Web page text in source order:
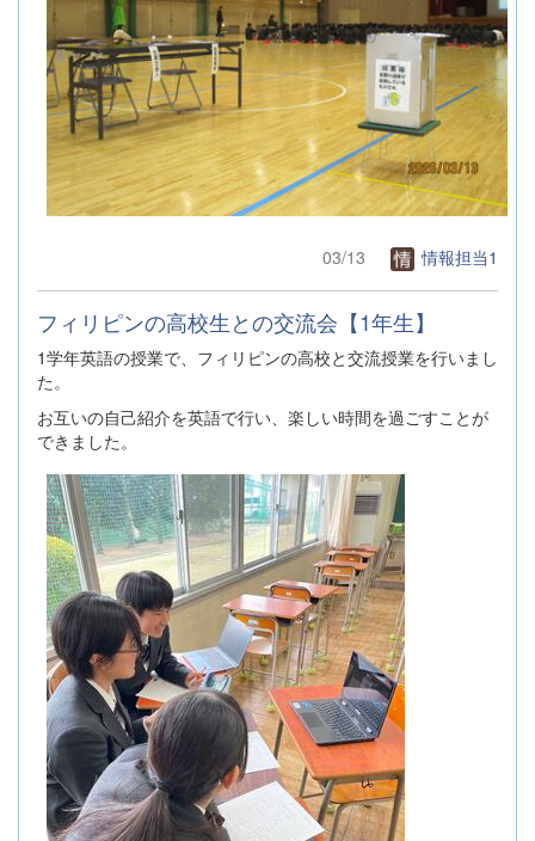
03/13 情報担当1
フィリピンの高校生との交流会【1年生】
1学年英語の授業で、フィリピンの高校と交流授業を行いまし
た。
お互いの自己紹介を英語で行い、楽しい時間を過ごすことが
できました。